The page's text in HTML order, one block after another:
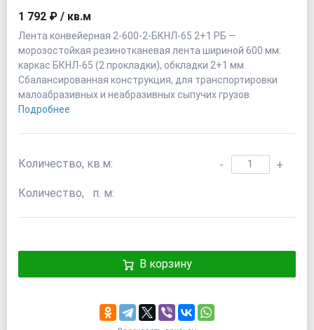
1 792 ₽ / кв.м
Лента конвейерная 2-600-2-БКНЛ-65 2+1 РБ —
морозостойкая резинотканевая лента шириной 600 мм:
каркас БКНЛ-65 (2 прокладки), обкладки 2+1 мм.
Сбалансированная конструкция, для транспортировки
малоабразивных и неабразивных сыпучих грузов.
Подробнее
Количество, кв.м: - +
Количество, п. м:
В корзину